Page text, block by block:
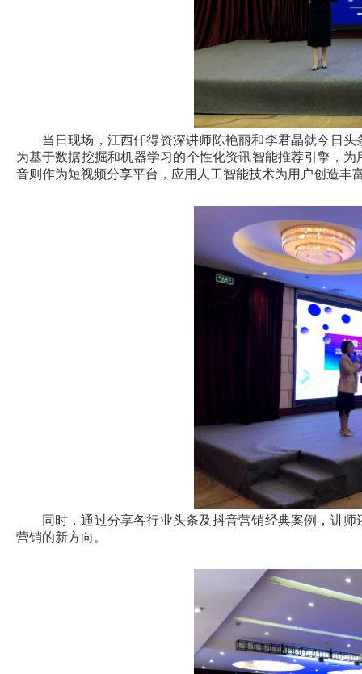
当日现场，江西仟得资深讲师陈艳丽和李君晶就今日
为基于数据挖掘和机器学习的个性化资讯智能推荐引擎，
音则作为短视频分享平台，应用人工智能技术为用户创造丰
同时，通过分享各行业头条及抖音营销经典案例，讲
营销的新方向。